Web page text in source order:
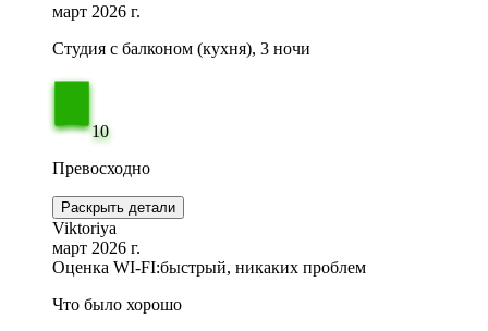
март 2026 г.
Студия с балконом (кухня), 3 ночи
10
Превосходно
Раскрыть детали
Viktoriya
март 2026 г.
Оценка WI-FI:быстрый, никаких проблем
Что было хорошо